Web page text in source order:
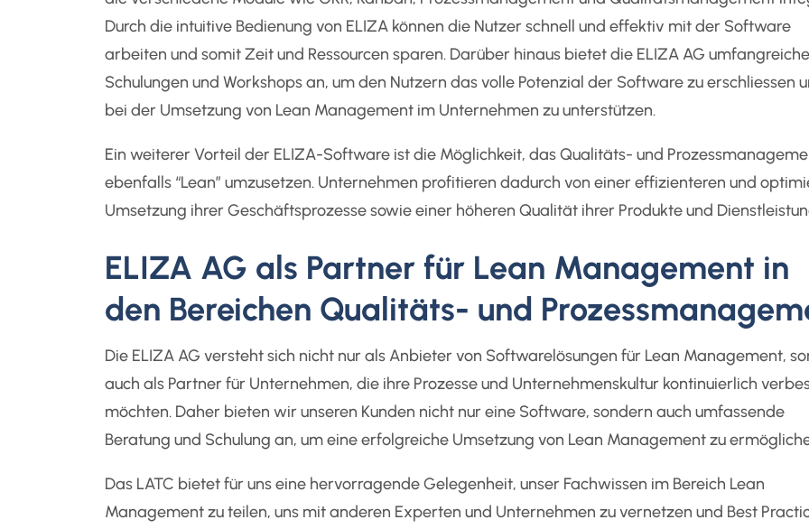
Durch die intuitive Bedienung von ELIZA können die Nutzer schnell und effektiv mit der Software
arbeiten und somit Zeit und Ressourcen sparen. Darüber hinaus bietet die ELIZA AG umfangreiche
Schulungen und Workshops an, um den Nutzern das volle Potenzial der Software zu erschliessen
bei der Umsetzung von Lean Management im Unternehmen zu unterstützen.
Ein weiterer Vorteil der ELIZA-Software ist die Möglichkeit, das Qualitäts- und
ebenfalls “Lean” umzusetzen. Unternehmen profitieren dadurch von einer effizienteren und
Umsetzung ihrer Geschäftsprozesse sowie einer höheren Qualität ihrer Produkte und
ELIZA AG als Partner für Lean Management in
den Bereichen Qualitäts- und
Die ELIZA AG versteht sich nicht nur als Anbieter von Softwarelösungen für Lean Management,
auch als Partner für Unternehmen, die ihre Prozesse und Unternehmenskultur kontinuierlich
möchten. Daher bieten wir unseren Kunden nicht nur eine Software, sondern auch umfassende
Beratung und Schulung an, um eine erfolgreiche Umsetzung von Lean Management zu
Das LATC bietet für uns eine hervorragende Gelegenheit, unser Fachwissen im Bereich Lean
Management zu teilen, uns mit anderen Experten und Unternehmen zu vernetzen und Best